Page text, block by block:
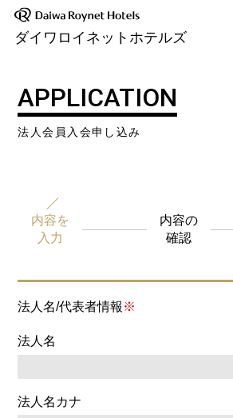
ダイワロイネットホテルズ
APPLICATION
法人会員入会申し込み
内容を
入力
内容の
確認
法人名/代表者情報 ※
法人名
法人名カナ